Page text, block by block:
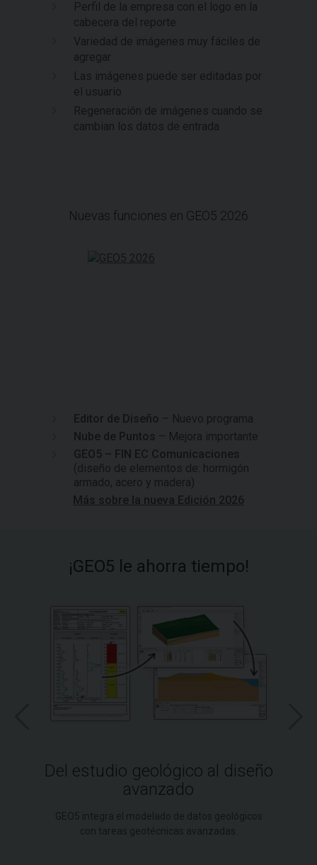
Perfil de la empresa con el logo en la
cabecera del reporte
Variedad de imágenes muy fáciles de
agregar
Las imágenes puede ser editadas por
el usuario
Regeneración de imágenes cuando se
cambian los datos de entrada
Nuevas funciones en GEO5 2026
Editor de Diseño – Nuevo programa
Nube de Puntos – Mejora importante
GEO5 – FIN EC Comunicaciones
(diseño de elementos de: hormigón
armado, acero y madera)
Más sobre la nueva Edición 2026
¡GEO5 le ahorra tiempo!
Del estudio geológico al diseño
avanzado
GEO5 integra el modelado de datos geológicos
con tareas geotécnicas avanzadas.